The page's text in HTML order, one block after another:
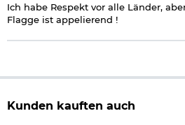
Ich habe Respekt vor alle Länder,
Flagge ist appelierend !
Kunden kauften auch